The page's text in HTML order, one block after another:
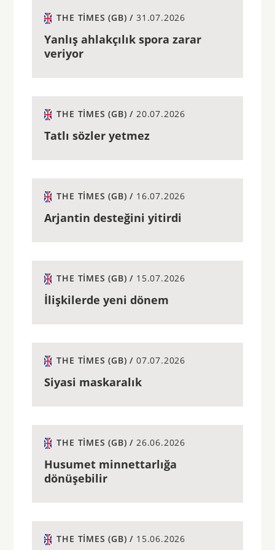
THE TIMES (GB) / 31.07.2026
Yanlış ahlakçılık spora zarar
veriyor
THE TIMES (GB) / 20.07.2026
Tatlı sözler yetmez
THE TIMES (GB) / 16.07.2026
Arjantin desteğini yitirdi
THE TIMES (GB) / 15.07.2026
İlişkilerde yeni dönem
THE TIMES (GB) / 07.07.2026
Siyasi maskaralık
THE TIMES (GB) / 26.06.2026
Husumet minnettarlığa
dönüşebilir
THE TIMES (GB) / 15.06.2026